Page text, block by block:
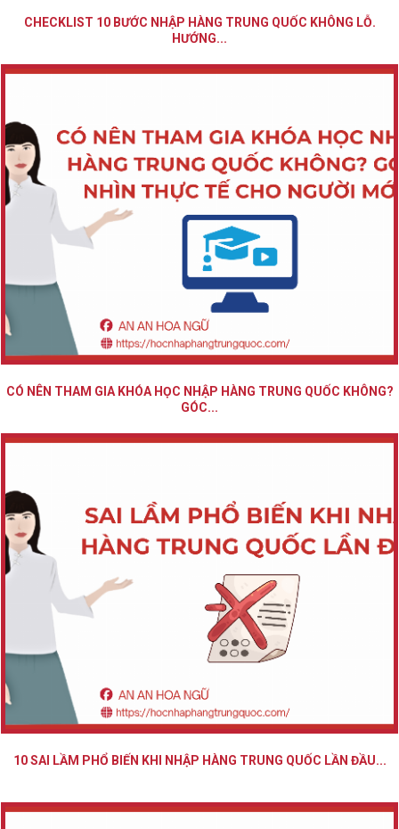
CHECKLIST 10 BƯỚC NHẬP HÀNG TRUNG QUỐC KHÔNG LỖ.
HƯỚNG...
CÓ NÊN THAM GIA KHÓA HỌC NHẬP HÀNG TRUNG QUỐC KHÔNG?
GÓC...
10 SAI LẦM PHỔ BIẾN KHI NHẬP HÀNG TRUNG QUỐC LẦN ĐẦU...